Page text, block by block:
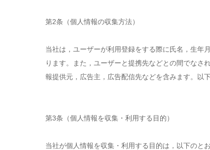
第2条（個人情報の収集方法）
当社は，ユーザーが利用登録をする際に氏名，生年
ります。また，ユーザーと提携先などとの間でな
報提供元，広告主，広告配信先などを含みます。以
第3条（個人情報を収集・利用する目的）
当社が個人情報を収集・利用する目的は，以下のとお